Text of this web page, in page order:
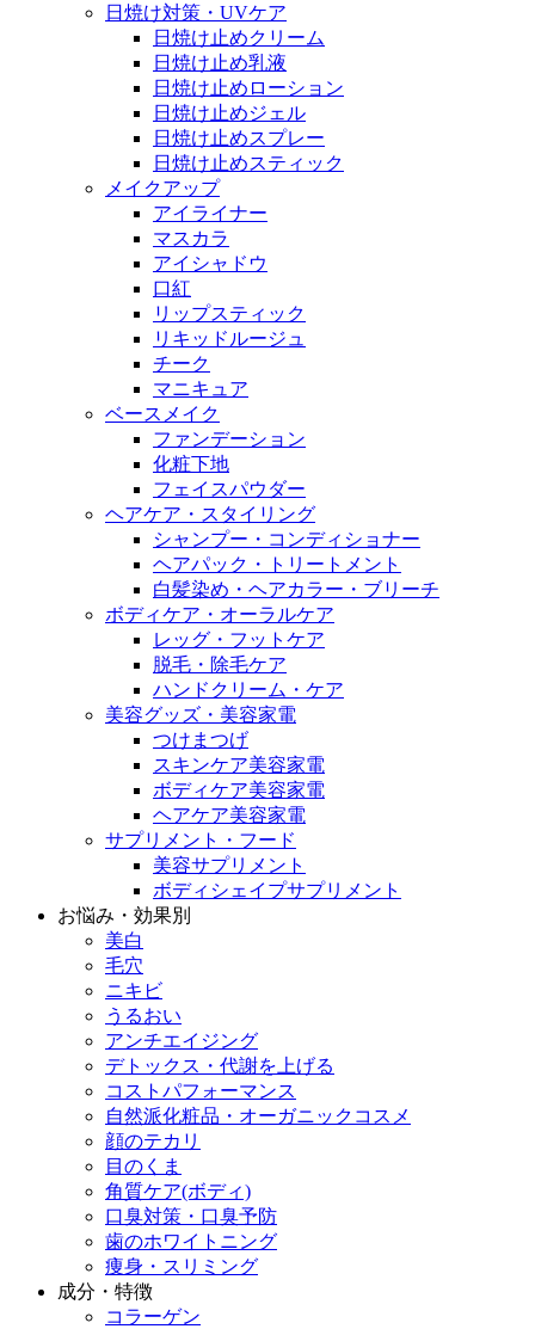
日焼け対策・UVケア
日焼け止めクリーム
日焼け止め乳液
日焼け止めローション
日焼け止めジェル
日焼け止めスプレー
日焼け止めスティック
メイクアップ
アイライナー
マスカラ
アイシャドウ
口紅
リップスティック
リキッドルージュ
チーク
マニキュア
ベースメイク
ファンデーション
化粧下地
フェイスパウダー
ヘアケア・スタイリング
シャンプー・コンディショナー
ヘアパック・トリートメント
白髪染め・ヘアカラー・ブリーチ
ボディケア・オーラルケア
レッグ・フットケア
脱毛・除毛ケア
ハンドクリーム・ケア
美容グッズ・美容家電
つけまつげ
スキンケア美容家電
ボディケア美容家電
ヘアケア美容家電
サプリメント・フード
美容サプリメント
ボディシェイプサプリメント
お悩み・効果別
美白
毛穴
ニキビ
うるおい
アンチエイジング
デトックス・代謝を上げる
コストパフォーマンス
自然派化粧品・オーガニックコスメ
顔のテカリ
目のくま
角質ケア(ボディ)
口臭対策・口臭予防
歯のホワイトニング
痩身・スリミング
成分・特徴
コラーゲン